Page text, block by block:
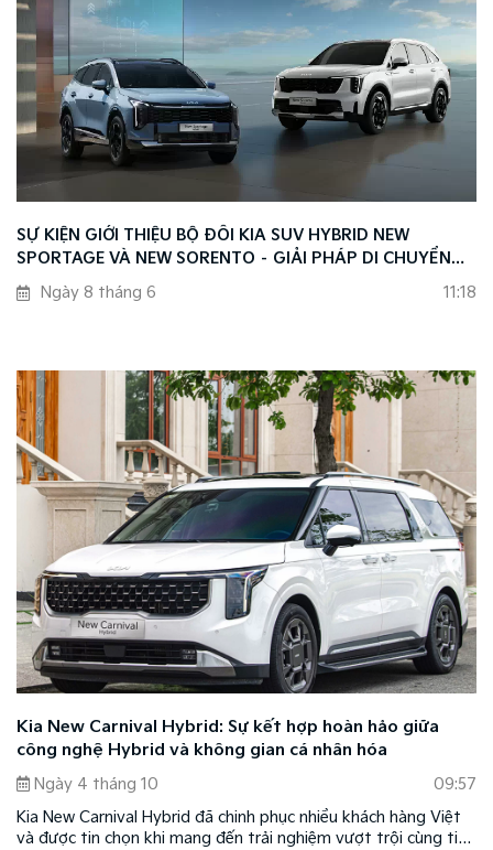
SỰ KIỆN GIỚI THIỆU BỘ ĐÔI KIA SUV HYBRID NEW
SPORTAGE VÀ NEW SORENTO – GIẢI PHÁP DI CHUYỂN
THÔNG MINH THEO XU HƯỚNG MỚI
Ngày 8 tháng 6 11:18
Kia New Carnival Hybrid: Sự kết hợp hoàn hảo giữa
công nghệ Hybrid và không gian cá nhân hóa
Ngày 4 tháng 10
09:57
Kia New Carnival Hybrid đã chinh phục nhiều khách hàng Việt
và được tin chọn khi mang đến trải nghiệm vượt trội cùng tiện